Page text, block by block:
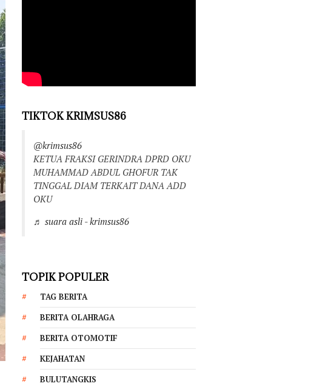
TIKTOK KRIMSUS86
@krimsus86
KETUA FRAKSI GERINDRA DPRD OKU
MUHAMMAD ABDUL GHOFUR TAK
TINGGAL DIAM TERKAIT DANA ADD
OKU
♬ suara asli - krimsus86
TOPIK POPULER
TAG BERITA
BERITA OLAHRAGA
BERITA OTOMOTIF
KEJAHATAN
BULUTANGKIS